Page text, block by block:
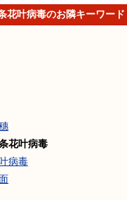
花叶病毒のお隣キーワード
花叶病毒
病毒